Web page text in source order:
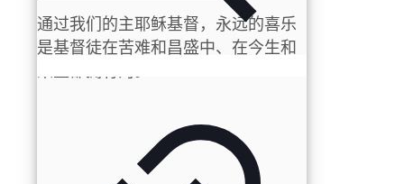
通过我们的主耶稣基督，永远的喜乐
是基督徒在苦难和昌盛中、在今生和